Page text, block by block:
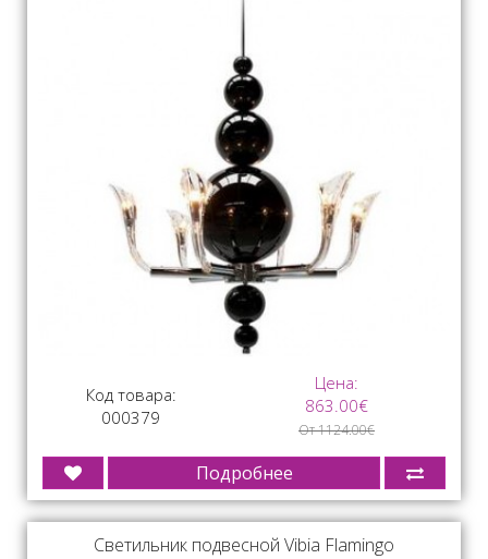
Код товара:
000379
Цена:
863.00€
От 1124.00€
Подробнее
Светильник подвесной Vibia Flamingo